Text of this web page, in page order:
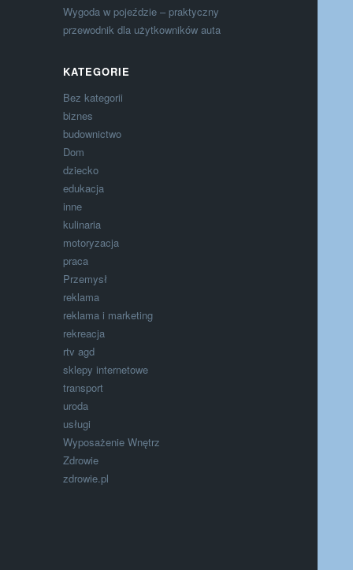
Wygoda w pojeździe – praktyczny
przewodnik dla użytkowników auta
KATEGORIE
Bez kategorii
biznes
budownictwo
Dom
dziecko
edukacja
inne
kulinaria
motoryzacja
praca
Przemysł
reklama
reklama i marketing
rekreacja
rtv agd
sklepy internetowe
transport
uroda
usługi
Wyposażenie Wnętrz
Zdrowie
zdrowie.pl